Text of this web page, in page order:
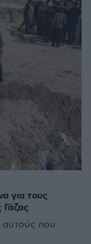
για τους
Γάζας
αυτούς που